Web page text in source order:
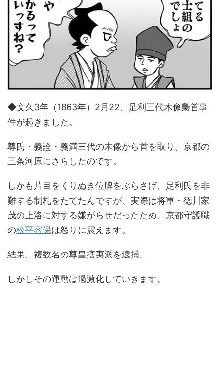
◆文久3年（1863年）2月22、足利三代木像梟首事
件が起きました。
尊氏・義詮・義満三代の木像から首を取り、京都の
三条河原にさらしたのです。
しかも片目をくりぬき位牌をぶらさげ、足利氏を非
難する制札をたてたんですが、実際は将軍・徳川家
茂の上洛に対する嫌がらせだったため、京都守護職
の松平容保は怒りに震えます。
結果、複数名の尊皇攘夷派を逮捕。
しかしその運動は過激化していきます。